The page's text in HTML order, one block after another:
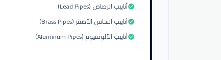
أنابيب الرصاص (Lead Pipes)check_circle
أنابيب النحاس الأصفر (Brass Pipes)check_circle
أنابيب الألومنيوم (Aluminum Pipes)check_circle